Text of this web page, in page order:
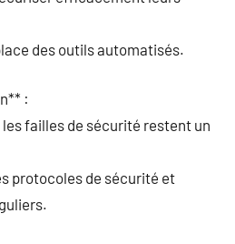
des outils automatisés.
:
failles de sécurité restent un
protocoles de sécurité et